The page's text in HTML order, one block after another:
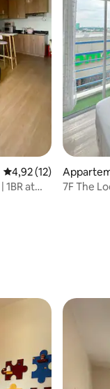
Gemiddelde
4,92 (12)
Oro
7F The